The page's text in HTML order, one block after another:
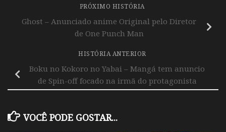
PRÓXIMO HISTÓRIA
Ghost – Anunciado anime Original pelo Diretor
de One Punch Man
HISTÓRIA ANTERIOR
Boku no Kokoro no Yabai – Mangá tem anuncio
de Spin-off focado na irmã do protagonista
VOCÊ PODE GOSTAR...